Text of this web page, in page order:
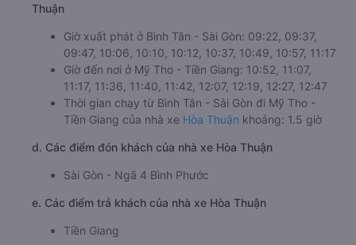
Thuận
Giờ xuất phát ở Bình Tân - Sài Gòn: 09:22, 09:37,
09:47, 10:06, 10:10, 10:12, 10:37, 10:49, 10:57, 11:17
Giờ đến nơi ở Mỹ Tho - Tiền Giang: 10:52, 11:07,
11:17, 11:36, 11:40, 11:42, 12:07, 12:19, 12:27, 12:47
Thời gian chạy từ Bình Tân - Sài Gòn đi Mỹ Tho -
Tiền Giang của nhà xe Hòa Thuận khoảng: 1.5 giờ
d. Các điểm đón khách của nhà xe Hòa Thuận
Sài Gòn - Ngã 4 Bình Phước
e. Các điểm trả khách của nhà xe Hòa Thuận
Tiền Giang